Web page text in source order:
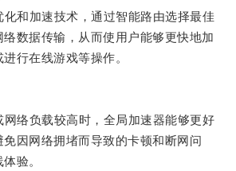
加速技术，通过智能路由选择最佳
数据传输，从而使用户能够更快地加
行在线游戏等操作。
络负载较高时，全局加速器能够更好
因网络拥堵而导致的卡顿和断网问
验。